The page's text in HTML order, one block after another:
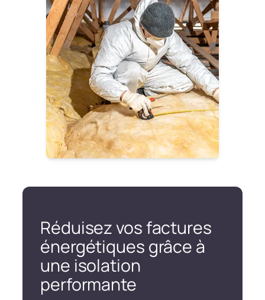
Réduisez vos factures
énergétiques grâce à
une isolation
performante